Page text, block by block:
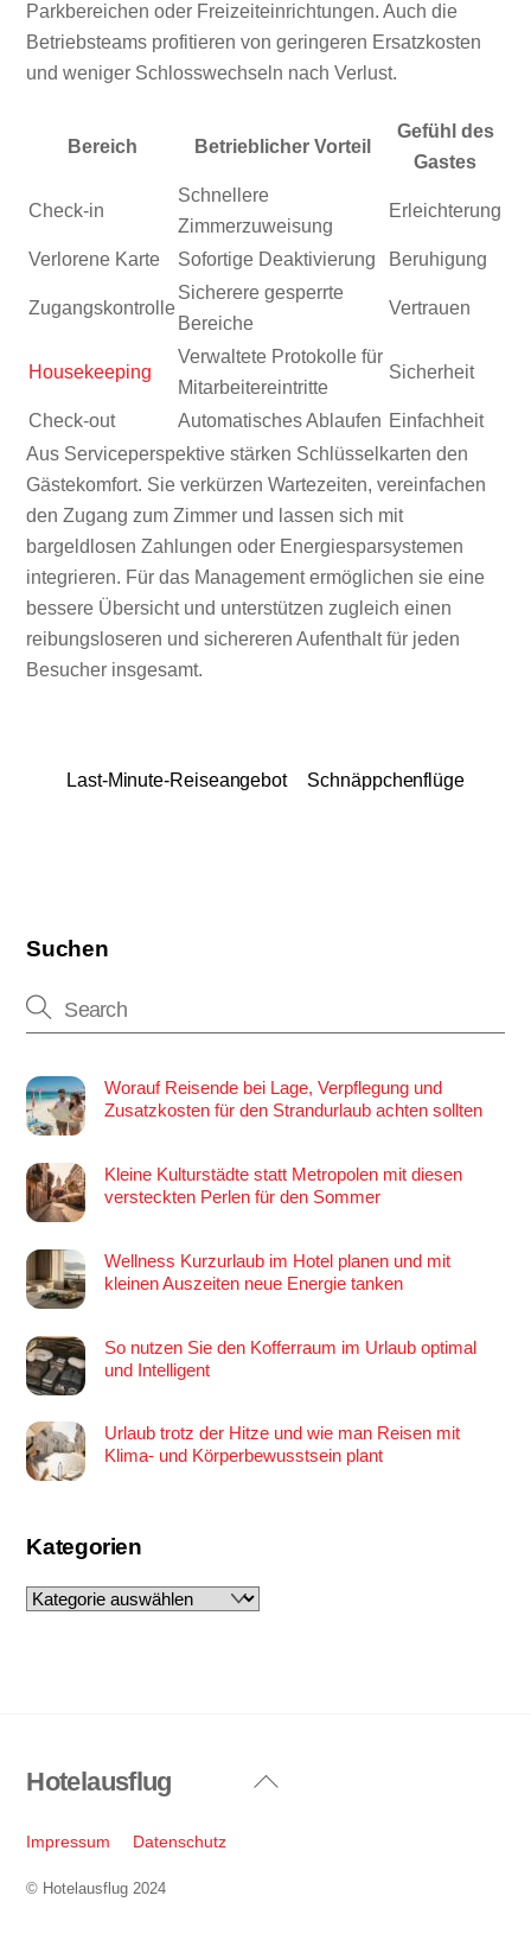
Parkbereichen oder Freizeiteinrichtungen. Auch die
Betriebsteams profitieren von geringeren Ersatzkosten
und weniger Schlosswechseln nach Verlust.
Bereich Betrieblicher Vorteil
Gefühl des
Gastes
Check-in
Schnellere
Zimmerzuweisung
Erleichterung
Verlorene Karte Sofortige Deaktivierung Beruhigung
Zugangskontrolle
Sicherere gesperrte
Bereiche
Vertrauen
Housekeeping
Verwaltete Protokolle für
Mitarbeitereintritte
Sicherheit
Check-out Automatisches Ablaufen Einfachheit
Aus Serviceperspektive stärken Schlüsselkarten den
Gästekomfort. Sie verkürzen Wartezeiten, vereinfachen
den Zugang zum Zimmer und lassen sich mit
bargeldlosen Zahlungen oder Energiesparsystemen
integrieren. Für das Management ermöglichen sie eine
bessere Übersicht und unterstützen zugleich einen
reibungsloseren und sichereren Aufenthalt für jeden
Besucher insgesamt.
Last-Minute-Reiseangebot Schnäppchenflüge
Suchen
Worauf Reisende bei Lage, Verpflegung und
Zusatzkosten für den Strandurlaub achten sollten
Kleine Kulturstädte statt Metropolen mit diesen
versteckten Perlen für den Sommer
Wellness Kurzurlaub im Hotel planen und mit
kleinen Auszeiten neue Energie tanken
So nutzen Sie den Kofferraum im Urlaub optimal
und Intelligent
Urlaub trotz der Hitze und wie man Reisen mit
Klima- und Körperbewusstsein plant
Kategorien
Kategorien
Back
Hotelausflug
Impressum Datenschutz
© Hotelausflug 2024